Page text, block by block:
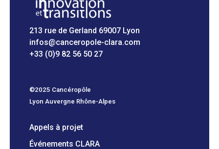
213 rue de Gerland 69007 Lyon
infos@canceropole-clara.com
+33 (0)9 82 56 50 27
©2025 Cancéropôle
Lyon Auvergne Rhône-Alpes
Appels à projet
Événements CLARA